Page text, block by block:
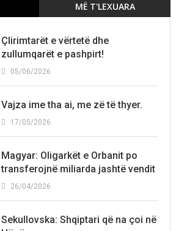
MË T'LEXUARA
Çlirimtarët e vërtetë dhe
zullumqarët e pashpirt!
05/06/2026
Vajza ime tha ai, me zë të thyer.
17/05/2026
Magyar: Oligarkët e Orbanit po
transferojnë miliarda jashtë vendit
26/04/2026
Sekullovska: Shqiptari që na çoi në